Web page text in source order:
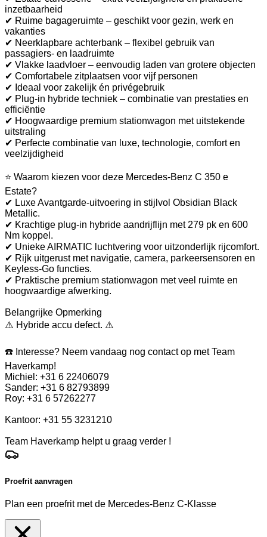
inzetbaarheid
✔ Ruime bagageruimte – geschikt voor gezin, werk en
vakanties
✔ Neerklapbare achterbank – flexibel gebruik van
passagiers- en laadruimte
✔ Vlakke laadvloer – eenvoudig laden van grotere objecten
✔ Comfortabele zitplaatsen voor vijf personen
✔ Ideaal voor zakelijk én privégebruik
✔ Plug-in hybride techniek – combinatie van prestaties en
efficiëntie
✔ Hoogwaardige premium stationwagon met uitstekende
uitstraling
✔ Perfecte combinatie van luxe, technologie, comfort en
veelzijdigheid
⭐ Waarom kiezen voor deze Mercedes-Benz C 350 e
Estate?
✔ Luxe Avantgarde-uitvoering in stijlvol Obsidian Black
Metallic.
✔ Krachtige plug-in hybride aandrijflijn met 279 pk en 600
Nm koppel.
✔ Unieke AIRMATIC luchtvering voor uitzonderlijk rijcomfort.
✔ Rijk uitgerust met navigatie, camera, parkeersensoren en
Keyless-Go functies.
✔ Praktische premium stationwagon met veel ruimte en
hoogwaardige afwerking.
Belangrijke Opmerking
⚠️ Hybride accu defect. ⚠️
☎️ Interesse? Neem vandaag nog contact op met Team
Haverkamp!
Michiel: +31 6 22406079
Sander: +31 6 82793899
Roy: +31 6 57262277
Kantoor: +31 55 3231210
Team Haverkamp helpt u graag verder !
Proefrit aanvragen
Plan een proefrit met de Mercedes-Benz C-Klasse